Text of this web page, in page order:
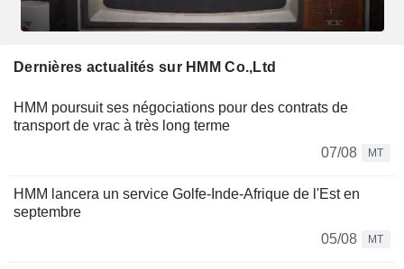
Dernières actualités sur HMM Co.,Ltd
HMM poursuit ses négociations pour des contrats de
transport de vrac à très long terme
07/08
MT
HMM lancera un service Golfe-Inde-Afrique de l'Est en
septembre
05/08
MT